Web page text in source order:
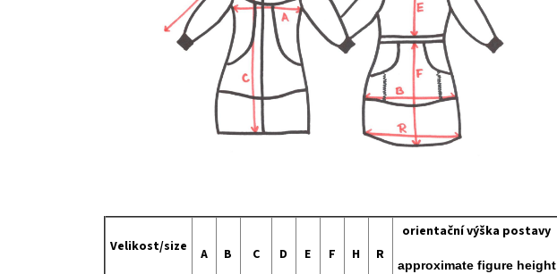
Velikost/size A B C D E F H R
orientační výška postavy
approximate figure height